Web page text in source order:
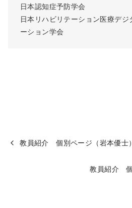
日本認知症予防学会
日本リハビリテーション医療デジ
ーション学会
教員紹介 個別ページ（岩本優士）
教員紹介 個